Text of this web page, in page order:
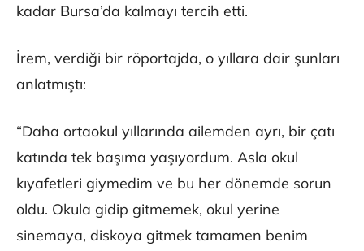
kadar Bursa’da kalmayı tercih etti.
İrem, verdiği bir röportajda, o yıllara dair şunları
anlatmıştı:
“Daha ortaokul yıllarında ailemden ayrı, bir çatı
katında tek başıma yaşıyordum. Asla okul
kıyafetleri giymedim ve bu her dönemde sorun
oldu. Okula gidip gitmemek, okul yerine
sinemaya, diskoya gitmek tamamen benim